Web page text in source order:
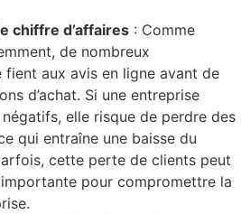
chiffre d’affaires : Comme
de nombreux
fient aux avis en ligne avant de
d’achat. Si une entreprise
elle risque de perdre des
qui entraîne une baisse du
cette perte de clients peut
pour compromettre la